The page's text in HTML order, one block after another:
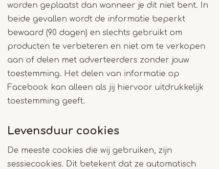
worden geplaatst dan wanneer je dit niet bent. In
beide gevallen wordt de informatie beperkt
bewaard (90 dagen) en slechts gebruikt om
producten te verbeteren en niet om te verkopen
aan of delen met adverteerders zonder jouw
toestemming. Het delen van informatie op
Facebook kan alleen als jij hiervoor uitdrukkelijk
toestemming geeft.
Levensduur cookies
De meeste cookies die wij gebruiken, zijn
sessiecookies. Dit betekent dat ze automatisch